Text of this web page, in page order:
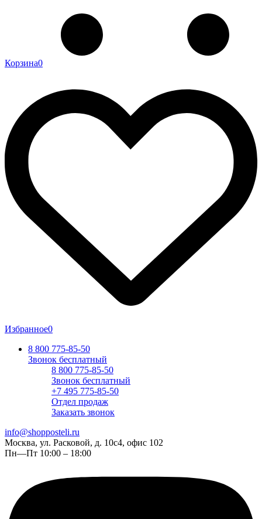
Корзина0
Избранное0
8 800 775-85-50
Звонок бесплатный
8 800 775-85-50
Звонок бесплатный
+7 495 775-85-50
Отдел продаж
Заказать звонок
info@shopposteli.ru
Москва, ул. Расковой, д. 10с4, офис 102
Пн—Пт 10:00 – 18:00